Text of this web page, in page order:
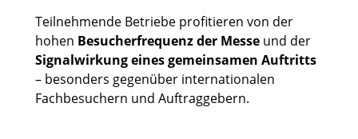
Teilnehmende Betriebe profitieren von der
hohen Besucherfrequenz der Messeund der
Signalwirkung eines gemeinsamen Auftritts
– besonders gegenüber internationalen
Fachbesuchern und Auftraggebern.